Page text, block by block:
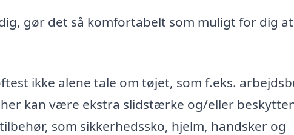
gør det så komfortabelt som muligt for dig at
ikke alene tale om tøjet, som f.eks.
kan være ekstra slidstærke og/eller
som sikkerhedssko, hjelm, handsker og